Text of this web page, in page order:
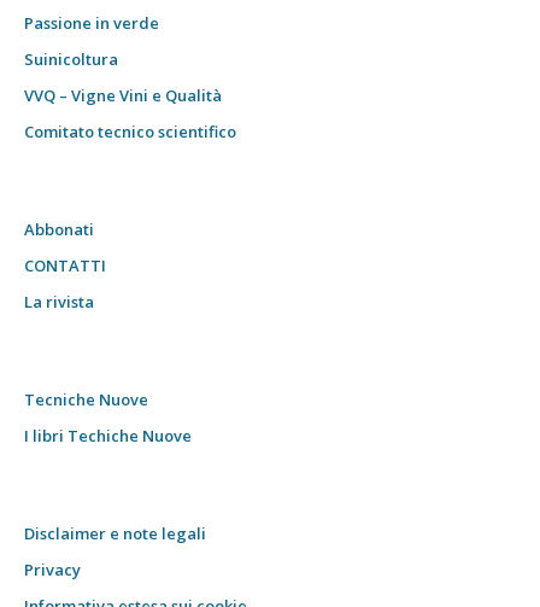
Passione in verde
Suinicoltura
VVQ – Vigne Vini e Qualità
Comitato tecnico scientifico
Abbonati
CONTATTI
La rivista
Tecniche Nuove
I libri Techiche Nuove
Disclaimer e note legali
Privacy